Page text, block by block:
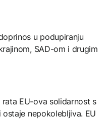
u podupiranju
SAD-om i drugim
EU-ova solidarnost s
nepokolebljiva. EU